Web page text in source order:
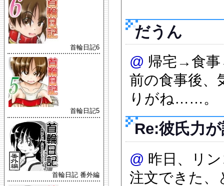
だうん
@ 帰宅→食事
前の食事後、
りがね……。
Re:彼氏力
@ 昨日、リ
注文できた、
首輪日記6
首輪日記5
首輪日記 番外編